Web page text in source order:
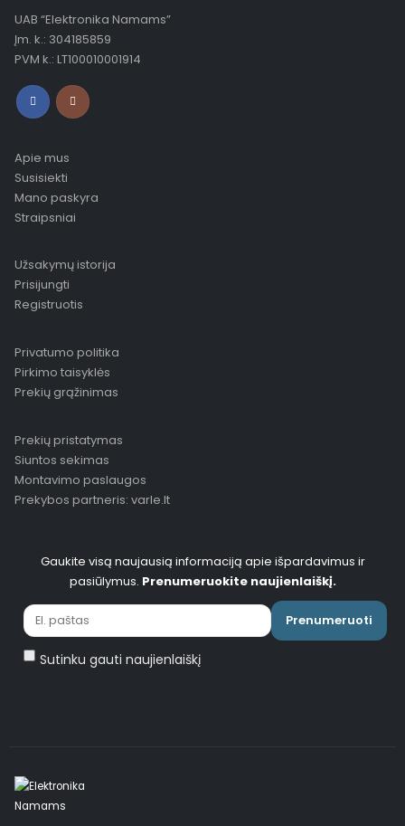
UAB “Elektronika Namams”
Įm. k.: 304185859
PVM k.: LT100010001914
Apie mus
Susisiekti
Mano paskyra
Straipsniai
Užsakymų istorija
Prisijungti
Registruotis
Privatumo politika
Pirkimo taisyklės
Prekių grąžinimas
Prekių pristatymas
Siuntos sekimas
Montavimo paslaugos
Prekybos partneris: varle.lt
Gaukite visą naujausią informaciją apie išpardavimus ir
pasiūlymus. Prenumeruokite naujienlaiškį.
Prenumeruoti
Sutinku gauti naujienlaiškį